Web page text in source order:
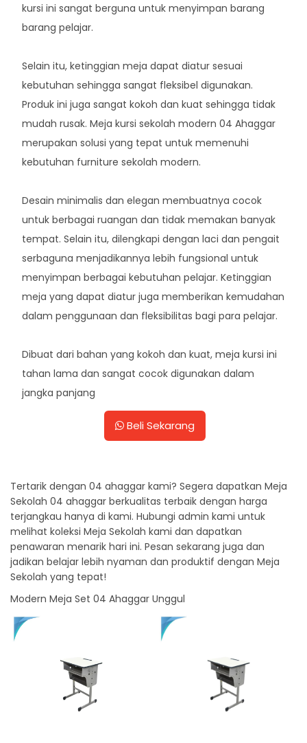
kursi ini sangat berguna untuk menyimpan barang
barang pelajar.
Selain itu, ketinggian meja dapat diatur sesuai
kebutuhan sehingga sangat fleksibel digunakan.
Produk ini juga sangat kokoh dan kuat sehingga tidak
mudah rusak. Meja kursi sekolah modern 04 Ahaggar
merupakan solusi yang tepat untuk memenuhi
kebutuhan furniture sekolah modern.
Desain minimalis dan elegan membuatnya cocok
untuk berbagai ruangan dan tidak memakan banyak
tempat. Selain itu, dilengkapi dengan laci dan pengait
serbaguna menjadikannya lebih fungsional untuk
menyimpan berbagai kebutuhan pelajar. Ketinggian
meja yang dapat diatur juga memberikan kemudahan
dalam penggunaan dan fleksibilitas bagi para pelajar.
Dibuat dari bahan yang kokoh dan kuat, meja kursi ini
tahan lama dan sangat cocok digunakan dalam
jangka panjang
Beli Sekarang
Tertarik dengan 04 ahaggar kami? Segera dapatkan Meja
Sekolah 04 ahaggar berkualitas terbaik dengan harga
terjangkau hanya di kami. Hubungi admin kami untuk
melihat koleksi Meja Sekolah kami dan dapatkan
penawaran menarik hari ini. Pesan sekarang juga dan
jadikan belajar lebih nyaman dan produktif dengan Meja
Sekolah yang tepat!
Modern Meja Set 04 Ahaggar Unggul